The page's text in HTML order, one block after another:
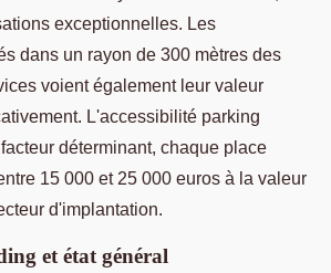
exceptionnelles. Les
dans un rayon de 300 mètres des
voient également leur valeur
L'accessibilité parking
déterminant, chaque place
15 000 et 25 000 euros à la valeur
d'implantation.
et état général